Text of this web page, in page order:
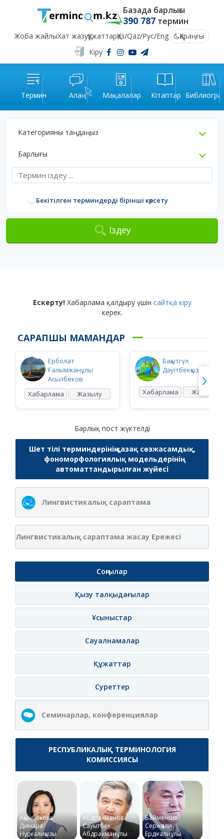
Базада барлығы
390 787термин
Жоба жайлыХат жазуҚұжаттарҚаз/Qaz/Рус/Eng
Қараңғы
Кіру
Термин Алаң Мақалалар Кітаптар
Категорияны таңдаңыз
Барлығы
Бекітілген терминдерді бірінші көрсету
Іздеу
Ескерту!Хабарлама қалдыру үшін сайтқа кіру
керек.
САРАПШЫ МАМАНДАР
Ерболат
Ғалымжанұлы
Асылбеков
Хабарлама
Жазылу
Бақытгүл
Дәуітбекқызы Ысқақ
Хабарлама Жазылу
Барлық пост жүктелді
Шет тілі терминдерінің қазақ сөзжасамдық,
фономорфологиялық модельдерінің
автоматтандырылған жүйесі
Лингвистикалық сараптама
Лингвистикалық сараптама жасау Ережесі
Соңғылар
Қызу талқыдағылар
Ұсыныстар
Сауалнамалар
Құжаттар
Суреттер
Семинарлар, конференциялар
РЕСПУБЛИКАЛЫҚ ТЕРМИНОЛОГИЯ
КОМИССИЯСЫ
Ақынбекова
Динара
Нұрғалиқызы
Абдрахманов
Сауытбек
Абдрахманұлы
Байменше
Серікқали
Ердіғалиұлы